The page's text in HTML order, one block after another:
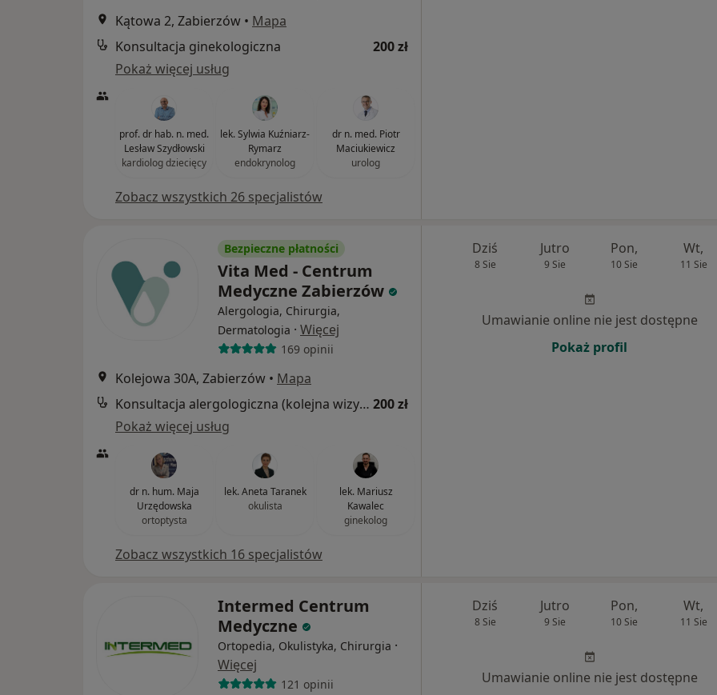
Kątowa 2, Zabierzów • Mapa
Konsultacja ginekologiczna
200 zł
Pokaż więcej usług
prof. dr hab. n. med.
Lesław Szydłowski
kardiolog dziecięcy
lek. Sylwia Kuźniarz-
Rymarz
endokrynolog
dr n. med. Piotr
Maciukiewicz
urolog
Zobacz wszystkich 26 specjalistów
Bezpieczne płatności
Vita Med - Centrum
Medyczne Zabierzów
Alergologia, Chirurgia,
Dermatologia · Więcej
169 opinii
Kolejowa 30A, Zabierzów • Mapa
Konsultacja alergologiczna (kolejna wizyta) 200 zł
Pokaż więcej usług
dr n. hum. Maja
Urzędowska
ortoptysta
lek. Aneta Taranek
okulista
lek. Mariusz
Kawalec
ginekolog
Zobacz wszystkich 16 specjalistów
Dziś
8 Sie
Jutro
9 Sie
Pon,
10 Sie
Wt,
11 Sie
Umawianie online nie jest dostępne
Pokaż profil
Intermed Centrum
Medyczne
Ortopedia, Okulistyka, Chirurgia ·
Więcej
121 opinii
Dziś
8 Sie
Jutro
9 Sie
Pon,
10 Sie
Wt,
11 Sie
Umawianie online nie jest dostępne